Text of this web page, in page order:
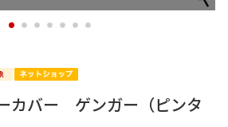
1 2 3 4 5 6 7
カバー ゲンガー（ピンタ